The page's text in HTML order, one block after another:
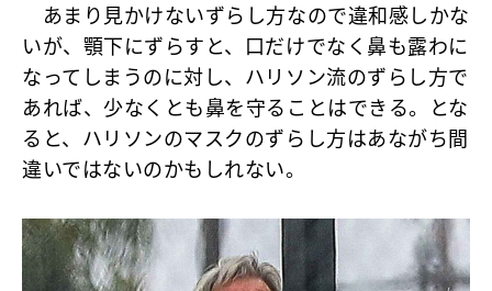
あまり見かけないずらし方なので違和感しかな
いが、顎下にずらすと、口だけでなく鼻も露わに
なってしまうのに対し、ハリソン流のずらし方で
あれば、少なくとも鼻を守ることはできる。とな
ると、ハリソンのマスクのずらし方はあながち間
違いではないのかもしれない。